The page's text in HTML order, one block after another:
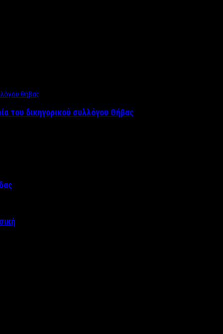
του δικηγορικού συλλόγου Θήβας